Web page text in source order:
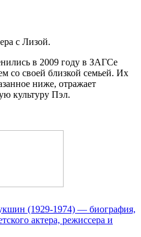
с Лизой.
в 2009 году в ЗАГСе
со своей близкой семьей. Их
ниже, отражает
культуру Пэл.
(1929-1974) — биография,
актера, режиссера и